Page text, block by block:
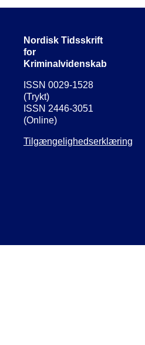
Nordisk Tidsskrift
for
Kriminalvidenskab
ISSN 0029-1528
(Trykt)
ISSN 2446-3051
(Online)
Tilgængelighedserklæring